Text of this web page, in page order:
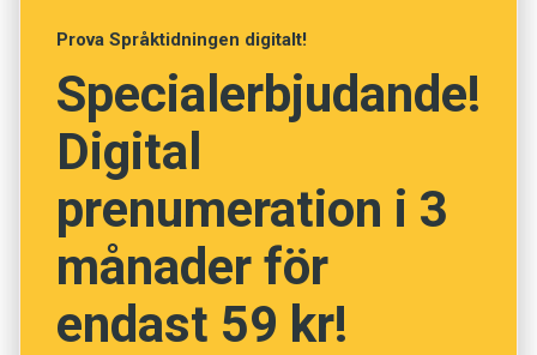
runt om i landet i syfte att visa solidaritet. I
Uppsala ’kärleksbombade’ hundratals människor
moskén genom att täcka entrédörrarna med
hjärtan och hälsningar.”
Prova Språktidningen digitalt!
Specialerbjudande!
Digital
prenumeration i 3
månader för
endast 59 kr!